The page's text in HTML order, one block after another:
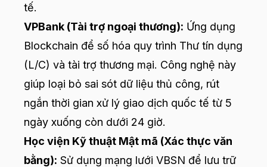
tế.
VPBank (Tài trợ ngoại thương): Ứng dụng
Blockchain để số hóa quy trình Thư tín dụng
(L/C) và tài trợ thương mại. Công nghệ này
giúp loại bỏ sai sót dữ liệu thủ công, rút
ngắn thời gian xử lý giao dịch quốc tế từ 5
ngày xuống còn dưới 24 giờ.
Học viện Kỹ thuật Mật mã (Xác thực văn
bằng): Sử dụng mạng lưới VBSN để lưu trữ